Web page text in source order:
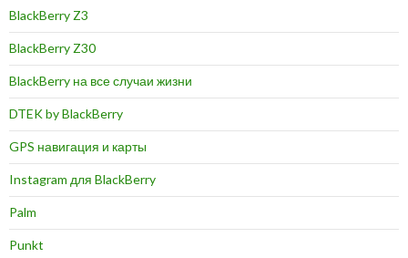
BlackBerry Z3
BlackBerry Z30
BlackBerry на все случаи жизни
DTEK by BlackBerry
GPS навигация и карты
Instagram для BlackBerry
Palm
Punkt